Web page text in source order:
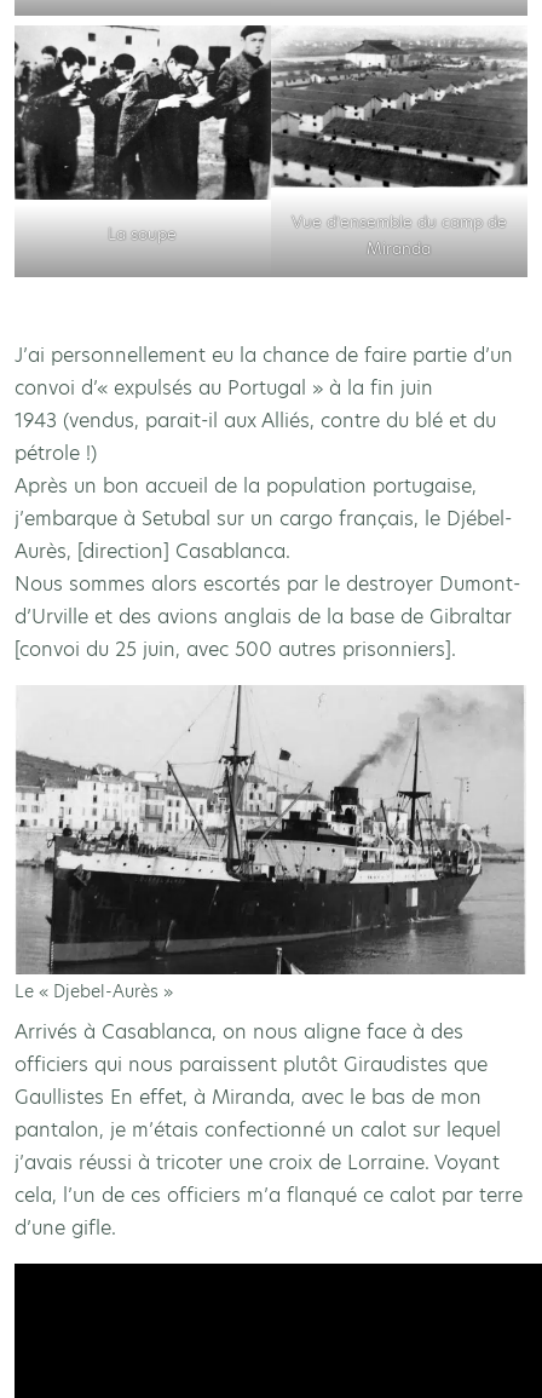
La soupe
Vue d’ensemble du camp de
Miranda
J’ai personnellement eu la chance de faire partie d’un
convoi d’« expulsés au Portugal » à la fin juin
1943 (vendus, parait-il aux Alliés, contre du blé et du
pétrole !)
Après un bon accueil de la population portugaise,
j’embarque à Setubal sur un cargo français, le Djébel-
Aurès, [direction] Casablanca.
Nous sommes alors escortés par le destroyer Dumont-
d’Urville et des avions anglais de la base de Gibraltar
[convoi du 25 juin, avec 500 autres prisonniers].
Le « Djebel-Aurès »
Arrivés à Casablanca, on nous aligne face à des
officiers qui nous paraissent plutôt Giraudistes que
Gaullistes En effet, à Miranda, avec le bas de mon
pantalon, je m’étais confectionné un calot sur lequel
j’avais réussi à tricoter une croix de Lorraine. Voyant
cela, l’un de ces officiers m’a flanqué ce calot par terre
d’une gifle.